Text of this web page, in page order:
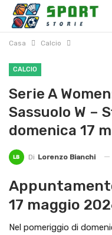
Casa Calcio
CALCIO
Serie A
Sassuolo W –
domenica 17
Di Lorenzo Bianchi
17 maggio
Nel pomeriggio di